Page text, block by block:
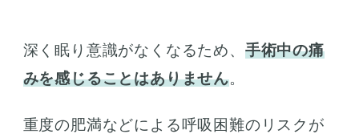
深く眠り意識がなくなるため、 手術中の痛
みを感じることはありません。
重度の肥満などによる呼吸困難のリスクが